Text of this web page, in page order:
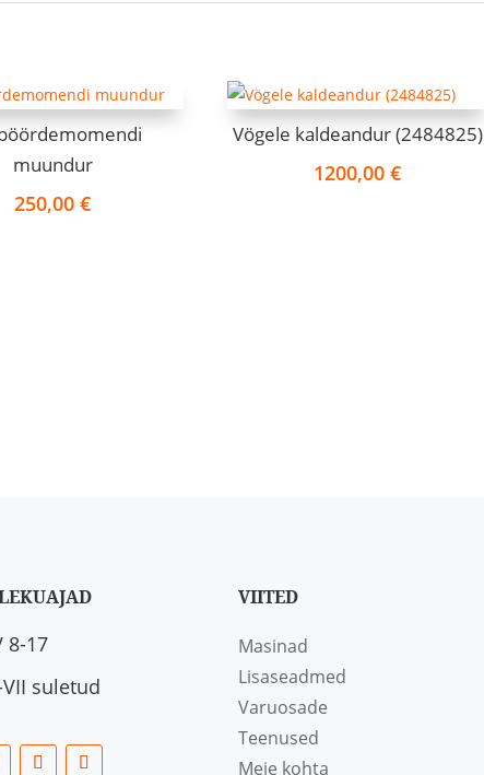
muundur
250,00€
Vögele kaldeandur (2484825)
1200,00€
8-17
VII suletud
VIITED
Masinad
Lisaseadmed
Varuosade
Teenused
Meie kohta